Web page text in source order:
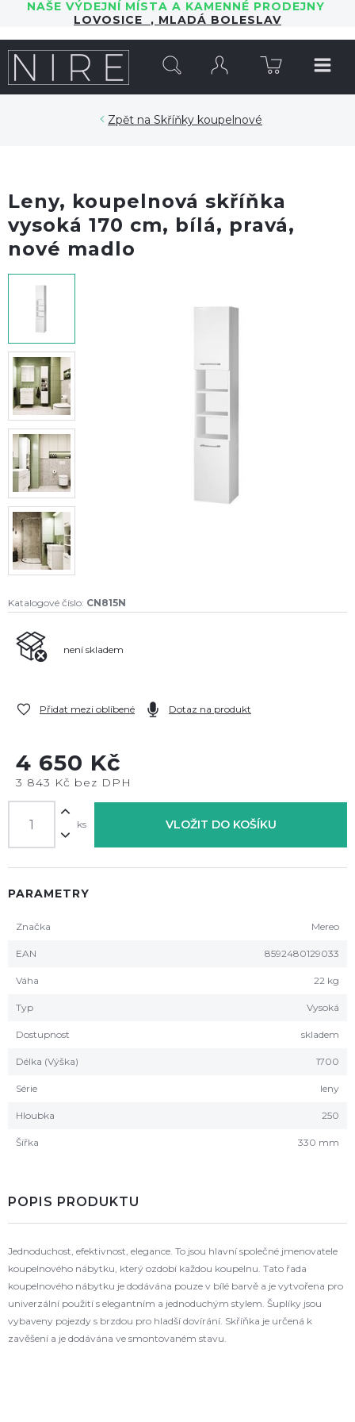
NAŠE VÝDEJNÍ MÍSTA A KAMENNÉ PRODEJNY
LOVOSICE , MLADÁ BOLESLAV
Skříňky koupelnové
Leny, koupelnová skříňka
vysoká 170 cm, bílá, pravá,
nové madlo
Katalogové číslo: CN815N
není skladem
Přidat mezi oblíbené Dotaz na produkt
4 650 Kč
3 843 Kč bez DPH
ks VLOŽIT DO KOŠÍKU
PARAMETRY
Značka Mereo
EAN 8592480129033
Váha 22 kg
Typ Vysoká
Dostupnost skladem
Délka (Výška) 1700
Série leny
Hloubka 250
Šířka 330 mm
POPIS PRODUKTU
Jednoduchost, efektivnost, elegance. To jsou hlavní společné jmenovatele
koupelnového nábytku, který ozdobí každou koupelnu. Tato řada
koupelnového nábytku je dodávána pouze v bílé barvě a je vytvořena pro
univerzální použití s elegantním a jednoduchým stylem. Šuplíky jsou
vybaveny pojezdy s brzdou pro hladší dovírání. Skříňka je určená k
zavěšení a je dodávána ve smontovaném stavu.